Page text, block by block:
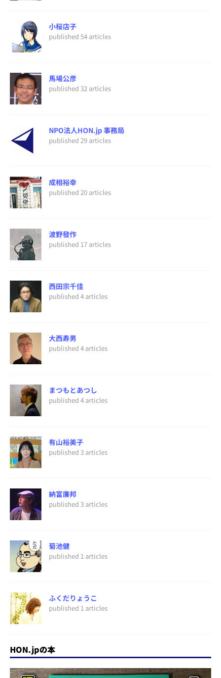
小桜店子
published 54 articles
馬場公彦
published 32 articles
NPO法人HON.jp 事務局
published 29 articles
成相裕幸
published 20 articles
波野發作
published 17 articles
西田宗千佳
published 4 articles
大西寿男
published 4 articles
まつもとあつし
published 4 articles
有山裕美子
published 3 articles
納富廉邦
published 3 articles
菊池健
published 1 articles
ふくだりょうこ
published 1 articles
HON.jpの本